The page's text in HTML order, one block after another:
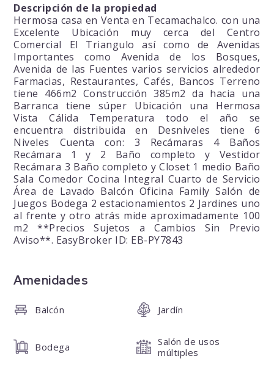
Descripción de la propiedad
Hermosa casa en Venta en Tecamachalco. con una
Excelente Ubicación muy cerca del Centro
Comercial El Triangulo así como de Avenidas
Importantes como Avenida de los Bosques,
Avenida de las Fuentes varios servicios alrededor
Farmacias, Restaurantes, Cafés, Bancos Terreno
tiene 466m2 Construcción 385m2 da hacia una
Barranca tiene súper Ubicación una Hermosa
Vista Cálida Temperatura todo el año se
encuentra distribuida en Desniveles tiene 6
Niveles Cuenta con: 3 Recámaras 4 Baños
Recámara 1 y 2 Baño completo y Vestidor
Recámara 3 Baño completo y Closet 1 medio Baño
Sala Comedor Cocina Integral Cuarto de Servicio
Área de Lavado Balcón Oficina Family Salón de
Juegos Bodega 2 estacionamientos 2 Jardines uno
al frente y otro atrás mide aproximadamente 100
m2 **Precios Sujetos a Cambios Sin Previo
Aviso**. EasyBroker ID: EB-PY7843
Amenidades
Balcón Jardín
Bodega
Salón de usos
múltiples